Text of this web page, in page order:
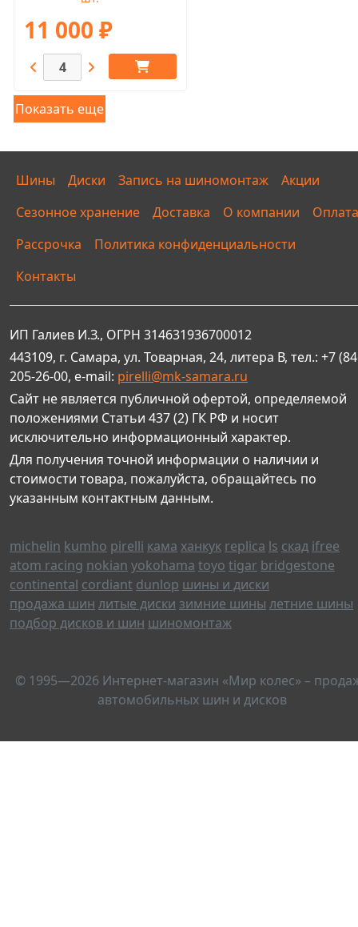
11 000 ₽
Показать еще
Шины Диски Запись на шиномонтаж
Акции
Сезонное хранение
Доставка О компании
Оплата
Рассрочка
Политика конфиденциальности
Контакты
ИП Галиев И.З., ОГРН 314631936700012
443109, г. Самара, ул. Товарная, 24, литера В, тел.: +7
205-26-00, e-mail: pirelli@mk-samara.ru
Сайт не является публичной офертой, определяемой
положениями Статьи 437 (2) ГК РФ и носит
исключительно информационный характер.
Для получения точной информации о наличии и
стоимости товара, пожалуйста, обращайтесь по
указанным контактным данным.
michelin kumho pirelli кама ханкук replica ls скад ifree
atom racing nokian yokohama toyo tigar bridgestone
continental cordiant dunlop шины и диски
продажа шин литые диски зимние шины летние шины
подбор дисков и шин шиномонтаж
© 1995—2026 Интернет-магазин «Мир колес» –
автомобильных шин и дисков